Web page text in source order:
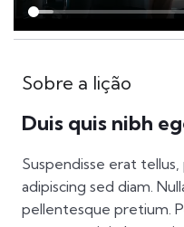
Sobre a lição
Duis quis nibh
Suspendisse erat
adipiscing sed diam.
pellentesque pretium.